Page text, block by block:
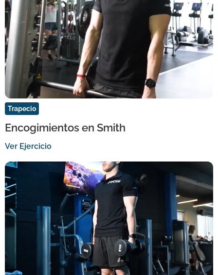
Trapecio
Encogimientos en Smith
Ver Ejercicio